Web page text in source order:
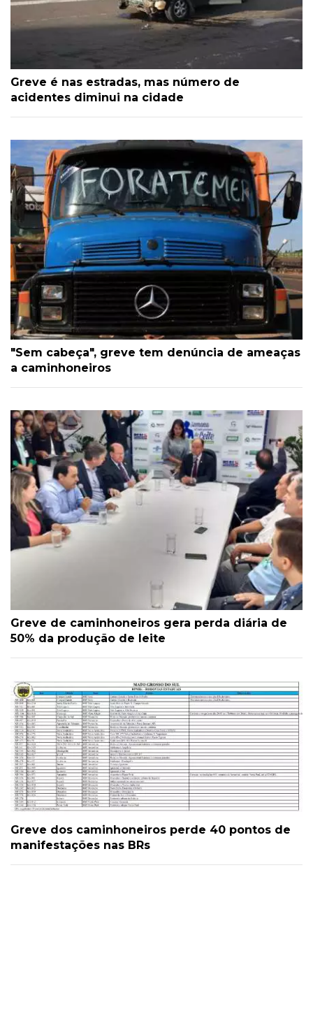
Greve é nas estradas, mas número de
acidentes diminui na cidade
"Sem cabeça", greve tem denúncia de ameaças
a caminhoneiros
Greve de caminhoneiros gera perda diária de
50% da produção de leite
Greve dos caminhoneiros perde 40 pontos de
manifestações nas BRs